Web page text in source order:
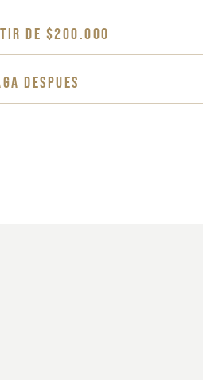
de $200.000
despues